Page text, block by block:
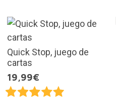
Quick Stop, juego de
cartas
19,99€